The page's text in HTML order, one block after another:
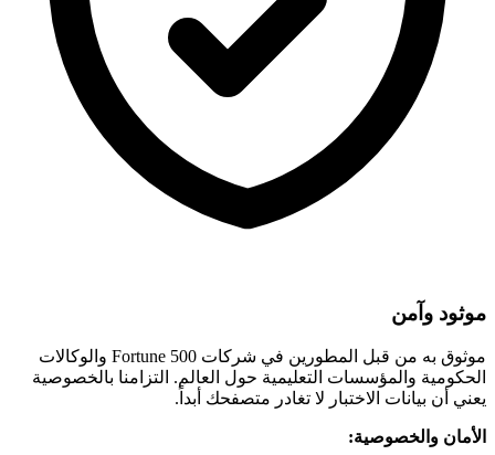
موثود وآمن
موثوق به من قبل المطورين في شركات Fortune 500 والوكالات
الحكومية والمؤسسات التعليمية حول العالم. التزامنا بالخصوصية
يعني أن بيانات الاختبار لا تغادر متصفحك أبداً.
الأمان والخصوصية: